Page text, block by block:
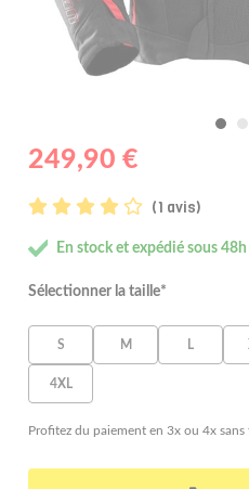
249,90 €
(1 avis)
En stock et expédié sous
Sélectionner la taille*
S M L
4XL
Profitez du paiement en 3x ou 4x sans